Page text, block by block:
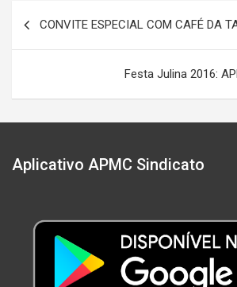
CONVITE ESPECIAL COM CAFÉ DA
Festa Julina 2016:
Aplicativo APMC Sindicato